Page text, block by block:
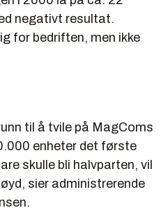
negativt resultat.
for bedriften, men ikke
til å tvile på MagComs
enheter det første
skulle bli halvparten, vil
sier administrerende